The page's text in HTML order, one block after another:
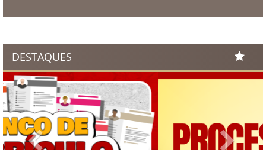
DESTAQUES